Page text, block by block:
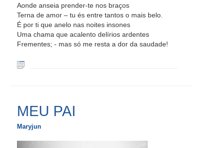
Aonde anseia prender-te nos braços
Terna de amor – tu és entre tantos o mais belo.
É por ti que anelo nas noites insones
Uma chama que acalento delírios ardentes
Frementes; - mas só me resta a dor da saudade!
MEU PAI
Maryjun